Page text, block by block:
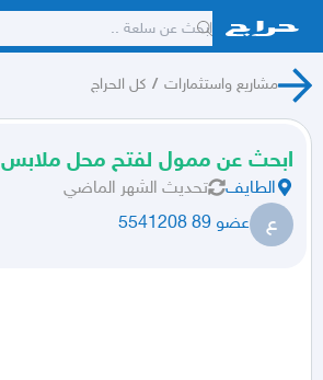
مشاريع واستثمارات / كل الحراج
ابحث عن ممول لفتح محل ملابس
الطايف تحديث الشهر الماضي
ع عضو 89 5541208